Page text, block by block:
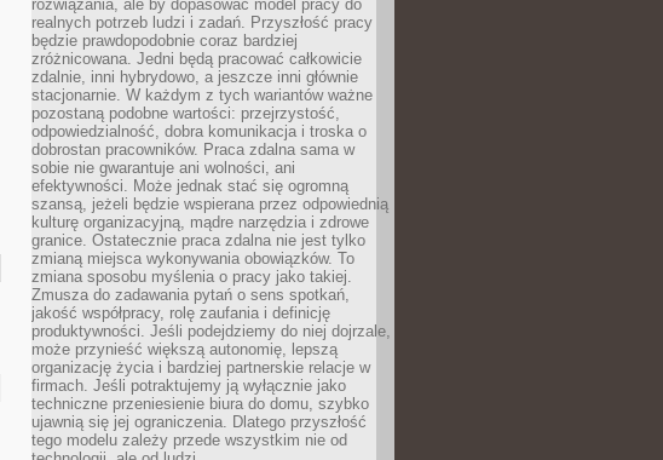
rozwiązania, ale by dopasować model pracy do
realnych potrzeb ludzi i zadań. Przyszłość pracy
będzie prawdopodobnie coraz bardziej
zróżnicowana. Jedni będą pracować całkowicie
zdalnie, inni hybrydowo, a jeszcze inni głównie
stacjonarnie. W każdym z tych wariantów ważne
pozostaną podobne wartości: przejrzystość,
odpowiedzialność, dobra komunikacja i troska o
dobrostan pracowników. Praca zdalna sama w
sobie nie gwarantuje ani wolności, ani
efektywności. Może jednak stać się ogromną
szansą, jeżeli będzie wspierana przez odpowiednią
kulturę organizacyjną, mądre narzędzia i zdrowe
granice. Ostatecznie praca zdalna nie jest tylko
zmianą miejsca wykonywania obowiązków. To
zmiana sposobu myślenia o pracy jako takiej.
Zmusza do zadawania pytań o sens spotkań,
jakość współpracy, rolę zaufania i definicję
produktywności. Jeśli podejdziemy do niej dojrzale,
może przynieść większą autonomię, lepszą
organizację życia i bardziej partnerskie relacje w
firmach. Jeśli potraktujemy ją wyłącznie jako
techniczne przeniesienie biura do domu, szybko
ujawnią się jej ograniczenia. Dlatego przyszłość
tego modelu zależy przede wszystkim nie od